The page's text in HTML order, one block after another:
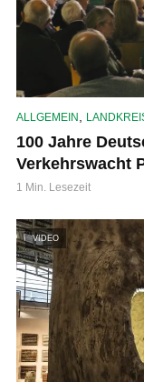
ALLGEMEIN
100 Jahre
Verkehrswacht
1 Min. Lesezeit
VIDEO